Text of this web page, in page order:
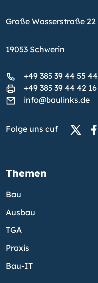
Große Wasserstraße 22
19053 Schwerin
+49 385 39 44 55 44
+49 385 39 44 42 16
info@baulinks.de
Folge uns auf
Themen
Bau
Ausbau
TGA
Praxis
Bau-IT